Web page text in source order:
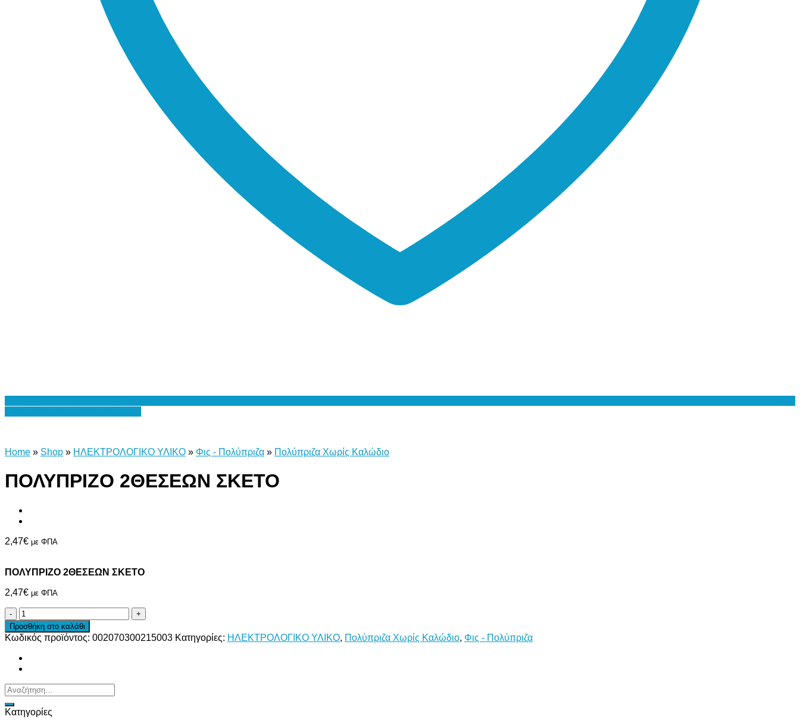
Home » Shop » ΗΛΕΚΤΡΟΛΟΓΙΚΟ ΥΛΙΚΟ » Φις - Πολύπριζα » Πολύπριζα Χωρίς Καλώδιο
ΠΟΛΥΠΡΙΖΟ 2ΘΕΣΕΩΝ ΣΚΕΤΟ
2,47€ με ΦΠΑ
ΠΟΛΥΠΡΙΖΟ 2ΘΕΣΕΩΝ ΣΚΕΤΟ
2,47€ με ΦΠΑ
ΠΟΛΥΠΡΙΖΟ
2ΘΕΣΕΩΝ
ΣΚΕΤΟ
ποσότητα
Προσθήκη στο καλάθι
Κωδικός προϊόντος: 002070300215003 Κατηγορίες: ΗΛΕΚΤΡΟΛΟΓΙΚΟ ΥΛΙΚΟ, Πολύπριζα Χωρίς Καλώδιο, Φις - Πολύπριζα
Αναζήτηση
για:
Κατηγορίες